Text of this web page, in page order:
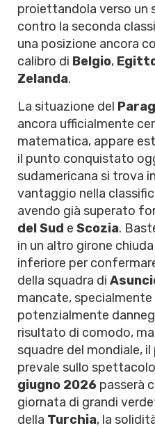
proiettandola verso un
contro la seconda
una posizione ancora
calibro di Belgio,
Zelanda.
La situazione del
ancora ufficialmente
matematica, appare
il punto conquistato
sudamericana si trova
vantaggio nella
avendo già superato
del Sud e Scozia.
in un altro girone
inferiore per
della squadra di
mancate,
potenzialmente
risultato di comodo,
squadre del mondiale,
prevale sullo
giugno 2026 passerà
giornata di grandi
della Turchia, la